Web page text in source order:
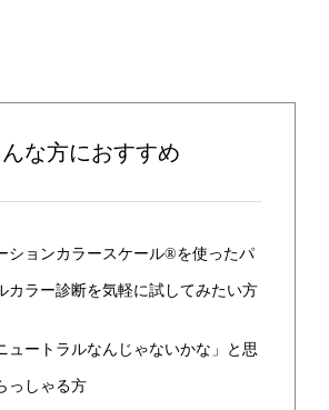
な方におすすめ
ションカラースケール®を使ったパ
カラー診断を気軽に試してみたい方
ュートラルなんじゃないかな」と思
っしゃる方